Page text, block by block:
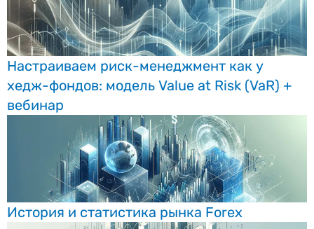
Настраиваем риск-менеджмент как у
хедж-фондов: модель Value at Risk (VaR) +
вебинар
История и статистика рынка Forex